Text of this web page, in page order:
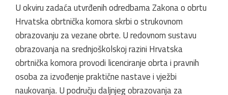
U okviru zadaća utvrđenih odredbama Zakona o obrtu
Hrvatska obrtnička komora skrbi o strukovnom
obrazovanju za vezane obrte. U redovnom sustavu
obrazovanja na srednjoškolskoj razini Hrvatska
obrtnička komora provodi licenciranje obrta i pravnih
osoba za izvođenje praktične nastave i vježbi
naukovanja. U području daljnjeg obrazovanja za